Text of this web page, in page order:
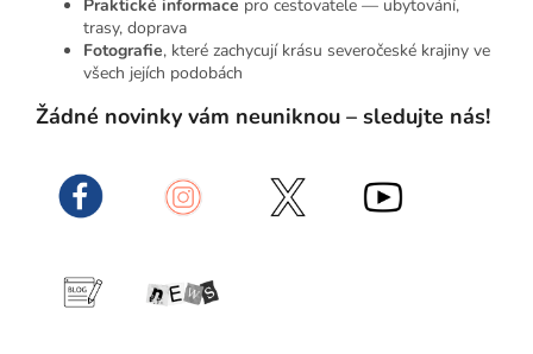
Praktické informace pro cestovatele — ubytování,
trasy, doprava
Fotografie, které zachycují krásu severočeské krajiny ve
všech jejích podobách
Žádné novinky vám neuniknou – sledujte nás!